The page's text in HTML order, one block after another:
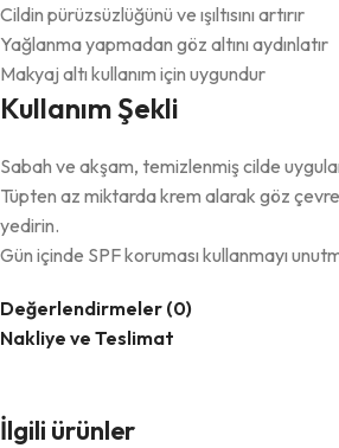
Cildin pürüzsüzlüğünü ve ışıltısını artırır
Yağlanma yapmadan göz altını aydınlatır
Makyaj altı kullanım için uygundur
Kullanım Şekli
Sabah ve akşam, temizlenmiş cilde
Tüpten az miktarda krem alarak göz
yedirin.
Gün içinde SPF koruması kullanmayı
Değerlendirmeler (0)
Nakliye ve Teslimat
İlgili ürünler